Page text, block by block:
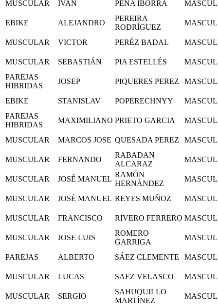
MUSCULAR IVAN PEÑA IBORRA
EBIKE ALEJANDRO
PEREIRA
RODRÍGUEZ
MUSCULAR VICTOR PERÉZ BADAL
MUSCULAR SEBASTIÁN PIA ESTELLÉS
PAREJAS
HIBRIDAS
JOSEP PIQUERES PEREZ
EBIKE STANISLAV POPERECHNYY
PAREJAS
HIBRIDAS
MAXIMILIANO PRIETO GARCIA
MUSCULAR MARCOS JOSE QUESADA PEREZ
MUSCULAR FERNANDO
RABADAN
ALCARAZ
MUSCULAR JOSÉ MANUEL
RAMÓN
HERNÁNDEZ
MUSCULAR JOSÉ MANUEL REYES MUÑOZ
MUSCULAR FRANCISCO RIVERO FERRERO
MUSCULAR JOSE LUIS
ROMERO
GARRIGA
PAREJAS ALBERTO SÁEZ CLEMENTE
MUSCULAR LUCAS SAEZ VELASCO
MUSCULAR SERGIO
SAHUQUILLO
MARTÍNEZ